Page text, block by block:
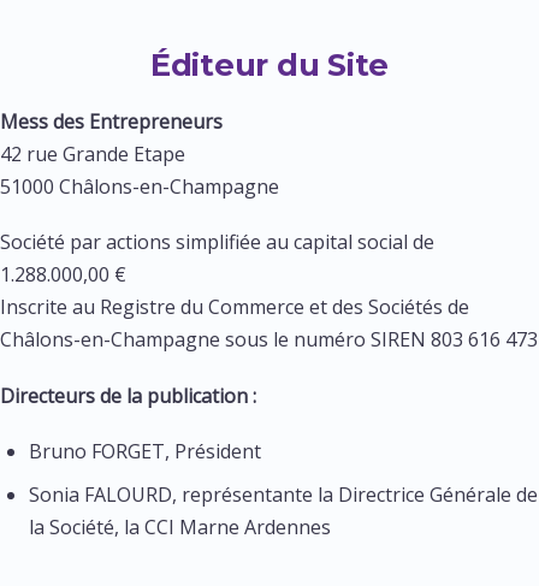
Éditeur du Site
Mess des Entrepreneurs
42 rue Grande Etape
51000 Châlons-en-Champagne
Société par actions simplifiée au capital social de
1.288.000,00 €
Inscrite au Registre du Commerce et des Sociétés de
Châlons-en-Champagne sous le numéro SIREN 803 616 473
Directeurs de la publication :
Bruno FORGET, Président
Sonia FALOURD, représentante la Directrice Générale de
la Société, la CCI Marne Ardennes